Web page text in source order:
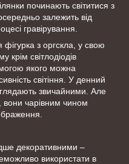
починають світитися з
залежить від
гравірування.
фігурка з оргскла, у свою
крім світлодіодів
якого можна
світіння. У денний
звичайними. Але
вони чарівним чином
декоративними –
використати в